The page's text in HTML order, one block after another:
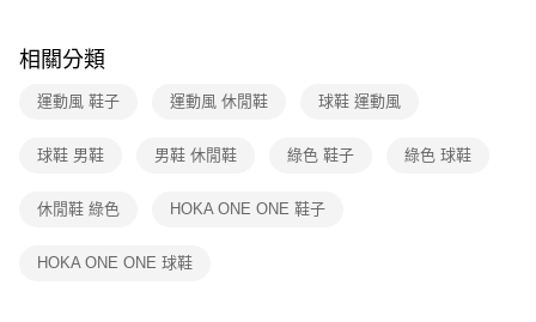
客戶支援中心」
【注意事項】
１．透過由恩沛科技股份有限公司提供之「AFTEE先享後付」服務完成之交
權轉讓予恩沛科技股份有限公司。
https://aftee.tw/terms/#terms3
３．未成年的使用者請事先徵得法定代理人或監護人之同意方可使用
任。
免運費
相關分類
運動風 鞋子 運動風 休閒鞋 球鞋 運動風
球鞋 男鞋 男鞋 休閒鞋 綠色 鞋子 綠色 球鞋
休閒鞋 綠色 HOKA ONE ONE 鞋子
HOKA ONE ONE 球鞋